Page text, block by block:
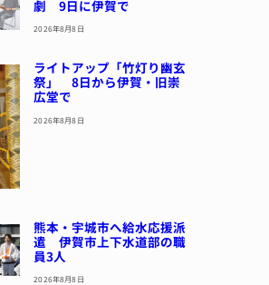
劇 9日に伊賀で
2026年8月8日
ライトアップ「竹灯り幽玄
祭」 8日から伊賀・旧崇
広堂で
2026年8月8日
熊本・宇城市へ給水応援派
遣 伊賀市上下水道部の職
員3人
2026年8月8日